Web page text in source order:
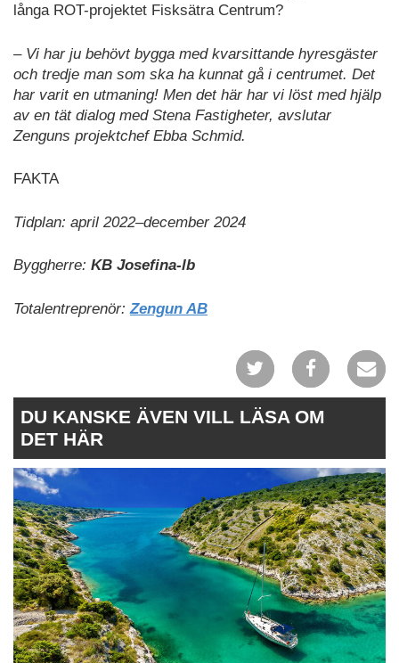
långa ROT-projektet Fisksätra Centrum?
– Vi har ju behövt bygga med kvarsittande hyresgäster
och tredje man som ska ha kunnat gå i centrumet. Det
har varit en utmaning! Men det här har vi löst med hjälp
av en tät dialog med Stena Fastigheter, avslutar
Zenguns projektchef Ebba Schmid.
FAKTA
Tidplan: april 2022–december 2024
Byggherre: KB Josefina-lb
Totalentreprenör: Zengun AB
DU KANSKE ÄVEN VILL LÄSA OM
DET HÄR